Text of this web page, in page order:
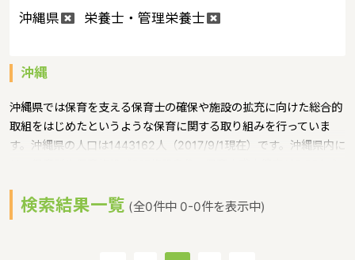
沖縄県
栄養士・管理栄養士
沖縄
沖縄県では保育を支える保育士の確保や施設の拡充に向けた総合的
取組をはじめたというような保育に関する取り組みを行っていま
す。沖縄県の人口は1443162人（2017/9/1現在）です。沖縄県内に
家賃相場：9.1万円（2017年10月賃貸住宅 D-room調べ）沖縄県
は、東京からは1600キロ。沖縄最西端の与那国島から台湾までは
検索結果一覧 (全0件中 0-0件を表示中)